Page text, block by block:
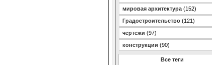
мировая архитектура (152)
Градостроительство (121)
чертежи (97)
конструкции (90)
Все теги